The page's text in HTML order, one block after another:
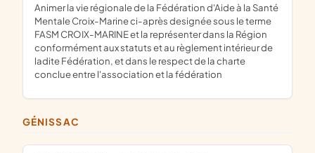
animer la vie régionale de la Fédération d'Aide à la Santé
Mentale Croix-Marine ci-après designée sous le terme
FASM CROIX-MARINE et la représenter dans la Région
conformément aux statuts et au règlement intérieur de
ladite Fédération, et dans le respect de la charte
conclue entre l'association et la fédération
GÉNISSAC